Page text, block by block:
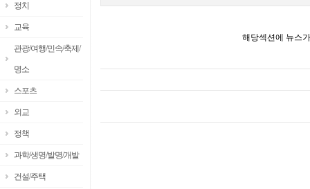
정치
교육
관광/여행/민속/축제/
명소
스포츠
외교
정책
과학/생명/발명/개발
건설/주택
해당섹션에 뉴스